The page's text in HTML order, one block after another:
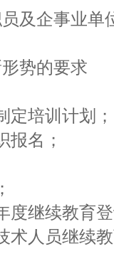
及企事业单
势的要求
培训计划；
名；
度继续教育
人员继续